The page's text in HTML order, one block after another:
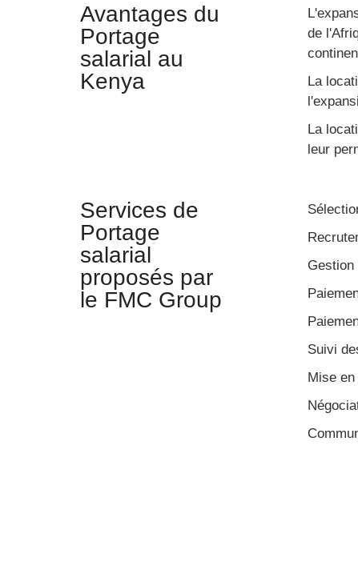
Avantages du
Portage
salarial au
Kenya
de
La
La
leur
Services de
Portage
salarial
proposés par
le FMC Group
Suivi
Mise